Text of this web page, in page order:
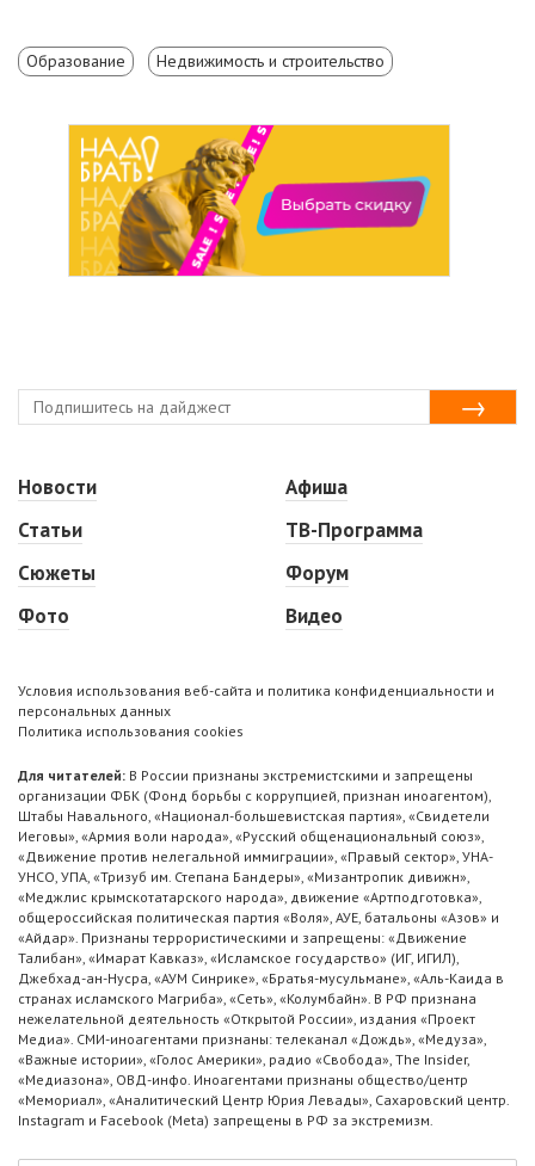
Образование Недвижимость и строительство
Новости
Статьи
Сюжеты
Фото
Афиша
ТВ-Программа
Форум
Видео
Условия использования веб-сайта и политика конфиденциальности и
персональных данных
Политика использования cookies
Для читателей: В России признаны экстремистскими и запрещены
организации ФБК (Фонд борьбы с коррупцией, признан иноагентом),
Штабы Навального, «Национал-большевистская партия», «Свидетели
Иеговы», «Армия воли народа», «Русский общенациональный союз»,
«Движение против нелегальной иммиграции», «Правый сектор», УНА-
УНСО, УПА, «Тризуб им. Степана Бандеры», «Мизантропик дивижн»,
«Меджлис крымскотатарского народа», движение «Артподготовка»,
общероссийская политическая партия «Воля», АУЕ, батальоны «Азов» и
«Айдар». Признаны террористическими и запрещены: «Движение
Талибан», «Имарат Кавказ», «Исламское государство» (ИГ, ИГИЛ),
Джебхад-ан-Нусра, «АУМ Синрике», «Братья-мусульмане», «Аль-Каида в
странах исламского Магриба», «Сеть», «Колумбайн». В РФ признана
нежелательной деятельность «Открытой России», издания «Проект
Медиа». СМИ-иноагентами признаны: телеканал «Дождь», «Медуза»,
«Важные истории», «Голос Америки», радио «Свобода», The Insider,
«Медиазона», ОВД-инфо. Иноагентами признаны общество/центр
«Мемориал», «Аналитический Центр Юрия Левады», Сахаровский центр.
Instagram и Facebook (Metа) запрещены в РФ за экстремизм.